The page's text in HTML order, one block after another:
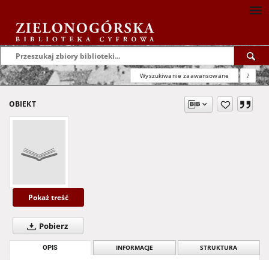
Wyszukiwanie zaawansowane ?
OBIEKT
Pokaż treść
Pobierz
OPIS INFORMACJE STRUKTURA